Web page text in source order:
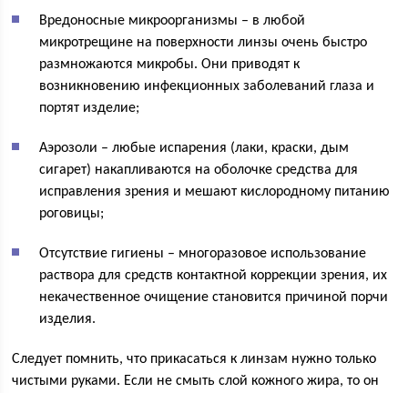
Вредоносные микроорганизмы – в любой
микротрещине на поверхности линзы очень быстро
размножаются микробы. Они приводят к
возникновению инфекционных заболеваний глаза и
портят изделие;
Аэрозоли – любые испарения (лаки, краски, дым
сигарет) накапливаются на оболочке средства для
исправления зрения и мешают кислородному питанию
роговицы;
Отсутствие гигиены – многоразовое использование
раствора для средств контактной коррекции зрения, их
некачественное очищение становится причиной порчи
изделия.
Следует помнить, что прикасаться к линзам нужно только
чистыми руками. Если не смыть слой кожного жира, то он